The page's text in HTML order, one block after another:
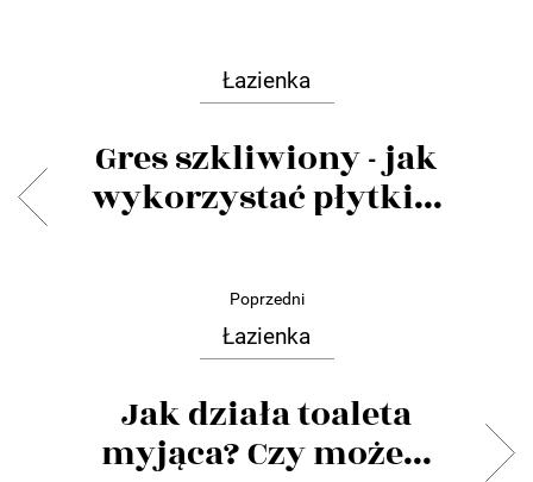
Łazienka
Gres szkliwiony - jak
wykorzystać płytki...
Poprzedni
Łazienka
Jak działa toaleta
myjąca? Czy może...